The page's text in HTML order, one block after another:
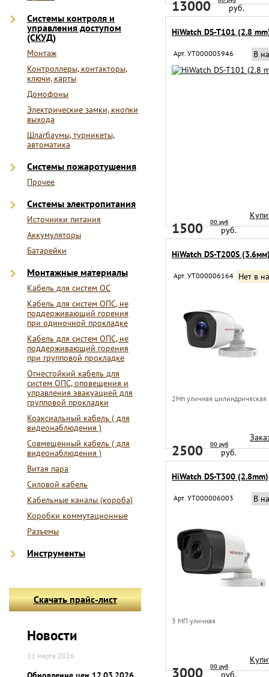
Системы контроля и
управления доступом
(СКУД)
Монтаж
Контроллеры, контакторы,
ключи, карты
Домофоны
Электрические замки, кнопки
выхода
Шлагбаумы, турникеты,
автоматика
Системы пожаротушения
Прочее
Системы электропитания
Источники питания
Аккумуляторы
Батарейки
Монтажные материалы
Кабель для систем ОС
Кабель для систем ОПС, не
поддерживающий горения
при одиночной прокладке
Кабель для систем ОПС, не
поддерживающий горения
при групповой прокладке
Огнестойкий кабель для
систем ОПС, оповещения и
управления эвакуацией для
групповой прокладки
Коаксиальный кабель ( для
видеонаблюдения )
Совмещенный кабель ( для
видеонаблюдения )
Витая пара
Силовой кабель
Кабельные каналы (короба)
Коробки коммутационные
Разъемы
Инструменты
Скачать прайс-лист
Новости
11 марта 2026
13000 руб.
HiWatch DS-T101 (2.8
Арт. УТ000005946 В
1500 00 руб
руб.
HiWatch DS-T200S
Арт. УТ000006164 Нет в
2Мп уличная цилиндрическая
2500 00 руб
руб.
HiWatch DS-T300 (2.8mm)
Арт. УТ000006003 В
3 МП уличная
3000 00 руб
руб.